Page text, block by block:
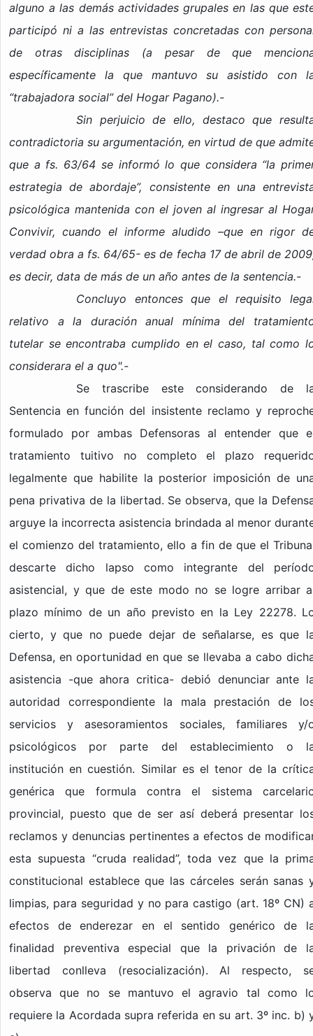
alguno a las demás actividades grupales en las que
participó ni a las entrevistas concretadas con
de otras disciplinas (a pesar de que
específicamente la que mantuvo su asistido con
“trabajadora social” del Hogar Pagano).-
Sin perjuicio de ello, destaco que
contradictoria su argumentación, en virtud de que
que a fs. 63/64 se informó lo que considera “la
estrategia de abordaje”, consistente en una
psicológica mantenida con el joven al ingresar al
Convivir, cuando el informe aludido –que en rigor
verdad obra a fs. 64/65- es de fecha 17 de abril de
es decir, data de más de un año antes de la sentencia.-
Concluyo entonces que el requisito
relativo a la duración anual mínima del
tutelar se encontraba cumplido en el caso, tal como
considerara el a quo".-
Se trascribe este considerando de
Sentencia en función del insistente reclamo y
formulado por ambas Defensoras al entender que
tratamiento tuitivo no completo el plazo
legalmente que habilite la posterior imposición de
pena privativa de la libertad. Se observa, que la
arguye la incorrecta asistencia brindada al menor
el comienzo del tratamiento, ello a fin de que el
descarte dicho lapso como integrante del
asistencial, y que de este modo no se logre arribar
plazo mínimo de un año previsto en la Ley 22278.
cierto, y que no puede dejar de señalarse, es que
Defensa, en oportunidad en que se llevaba a cabo
asistencia -que ahora critica- debió denunciar ante
autoridad correspondiente la mala prestación de
servicios y asesoramientos sociales, familiares y/
psicológicos por parte del establecimiento o
institución en cuestión. Similar es el tenor de la
genérica que formula contra el sistema
provincial, puesto que de ser así deberá presentar
reclamos y denuncias pertinentes a efectos de
esta supuesta “cruda realidad”, toda vez que la
constitucional establece que las cárceles serán sanas
limpias, para seguridad y no para castigo (art. 18º CN)
efectos de enderezar en el sentido genérico de
finalidad preventiva especial que la privación de
libertad conlleva (resocialización). Al respecto,
observa que no se mantuvo el agravio tal como
requiere la Acordada supra referida en su art. 3º inc. b)